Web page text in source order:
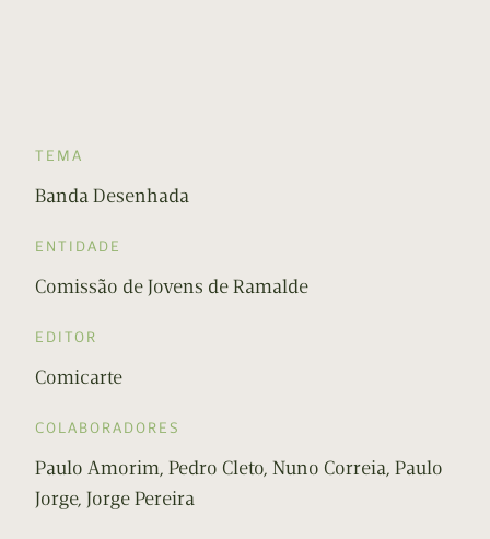
TEMA
Banda Desenhada
ENTIDADE
Comissão de Jovens de Ramalde
EDITOR
Comicarte
COLABORADORES
Paulo Amorim, Pedro Cleto, Nuno Correia, Paulo
Jorge, Jorge Pereira